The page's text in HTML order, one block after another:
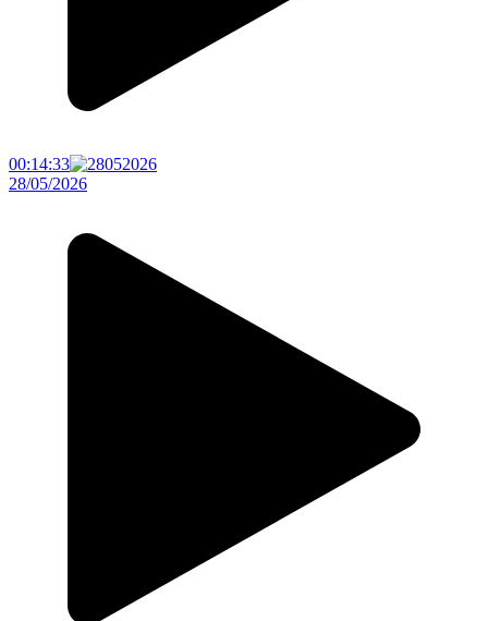
00:14:33
28/05/2026